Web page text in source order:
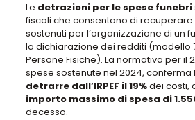
Le detrazioni per le spese funebri
fiscali che consentono di
sostenuti per l’organizzazione di un
la dichiarazione dei redditi (modello
Persone Fisiche). La normativa per il
spese sostenute nel 2024, conferma
detrarre dall’IRPEF il 19%dei costi,
importo massimo di spesa di
decesso.